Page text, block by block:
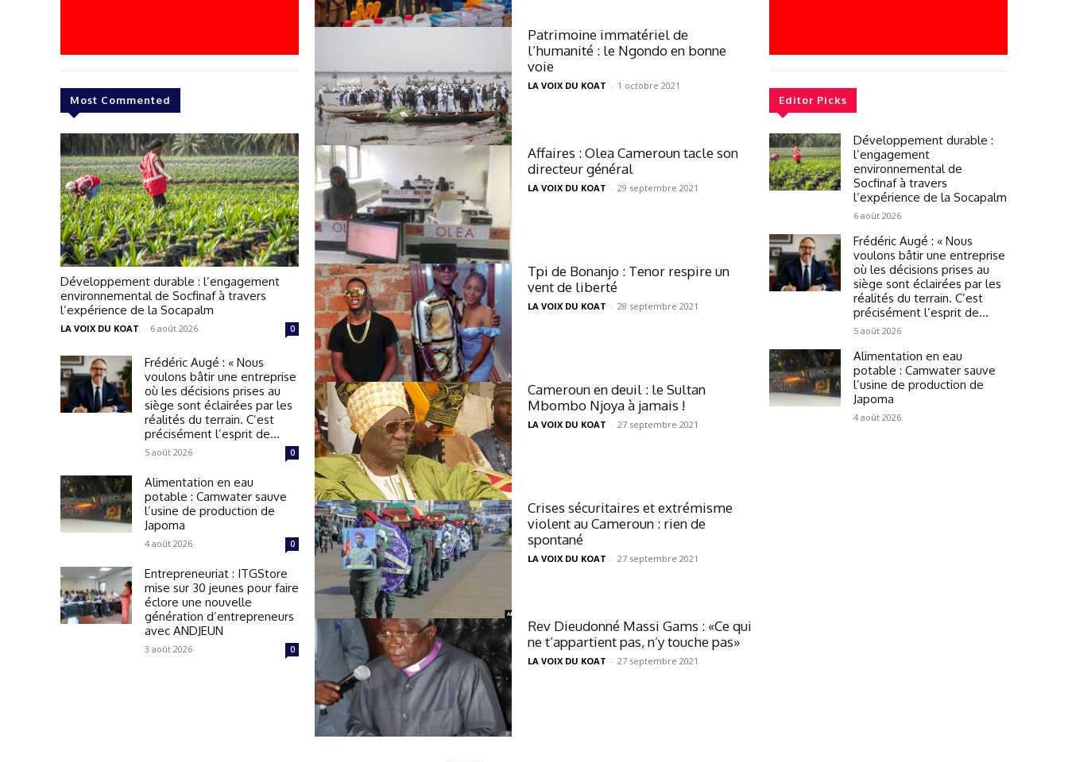
Most Commented
Développement durable : l’engagement
environnemental de Socfinaf à travers
l’expérience de la Socapalm
LA VOIX DU KOAT - 6 août 2026 0
Frédéric Augé : « Nous
voulons bâtir une entreprise
où les décisions prises au
siège sont éclairées par les
réalités du terrain. C’est
précisément l’esprit de...
5 août 2026 0
Alimentation en eau
potable : Camwater sauve
l’usine de production de
Japoma
4 août 2026 0
Entrepreneuriat : ITGStore
mise sur 30 jeunes pour faire
éclore une nouvelle
génération d’entrepreneurs
avec ANDJEUN
3 août 2026 0
Patrimoine immatériel de
l’humanité : le Ngondo en bonne
voie
LA VOIX DU KOAT - 1 octobre 2021
Affaires : Olea Cameroun tacle son
directeur général
LA VOIX DU KOAT - 29 septembre 2021
Tpi de Bonanjo : Tenor respire un
vent de liberté
LA VOIX DU KOAT - 28 septembre 2021
Cameroun en deuil : le Sultan
Mbombo Njoya à jamais !
LA VOIX DU KOAT - 27 septembre 2021
Crises sécuritaires et extrémisme
violent au Cameroun : rien de
spontané
LA VOIX DU KOAT - 27 septembre 2021
Rev Dieudonné Massi Gams : «Ce qui
ne t’appartient pas, n’y touche pas»
LA VOIX DU KOAT - 27 septembre 2021
Editor Picks
Développement durable :
l’engagement
environnemental de
Socfinaf à travers
l’expérience de la Socapalm
6 août 2026
Frédéric Augé : « Nous
voulons bâtir une entreprise
où les décisions prises au
siège sont éclairées par les
réalités du terrain. C’est
précisément l’esprit de...
5 août 2026
Alimentation en eau
potable : Camwater sauve
l’usine de production de
Japoma
4 août 2026